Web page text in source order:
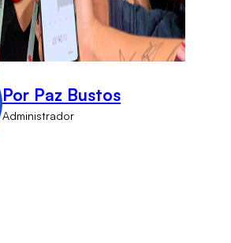
Por Paz Bustos
Administrador